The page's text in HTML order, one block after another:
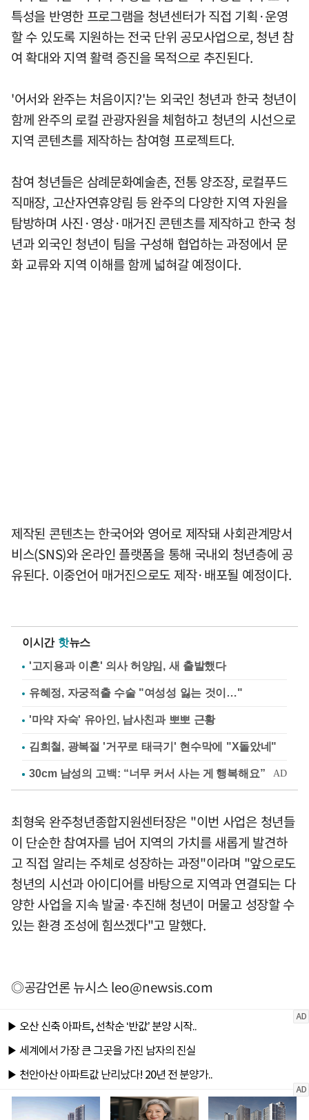
특성을 반영한 프로그램을 청년센터가 직접 기획·운영
할 수 있도록 지원하는 전국 단위 공모사업으로, 청년 참
여 확대와 지역 활력 증진을 목적으로 추진된다.
'어서와 완주는 처음이지?'는 외국인 청년과 한국 청년이
함께 완주의 로컬 관광자원을 체험하고 청년의 시선으로
지역 콘텐츠를 제작하는 참여형 프로젝트다.
참여 청년들은 삼례문화예술촌, 전통 양조장, 로컬푸드
직매장, 고산자연휴양림 등 완주의 다양한 지역 자원을
탐방하며 사진·영상·매거진 콘텐츠를 제작하고 한국 청
년과 외국인 청년이 팀을 구성해 협업하는 과정에서 문
화 교류와 지역 이해를 함께 넓혀갈 예정이다.
제작된 콘텐츠는 한국어와 영어로 제작돼 사회관계망서
비스(SNS)와 온라인 플랫폼을 통해 국내외 청년층에 공
유된다. 이중언어 매거진으로도 제작·배포될 예정이다.
이시간 핫뉴스
'고지용과 이혼' 의사 허양임, 새 출발했다
유혜정, 자궁적출 수술 "여성성 잃는 것이…"
'마약 자숙' 유아인, 남사친과 뽀뽀 근황
김희철, 광복절 '거꾸로 태극기' 현수막에 "X돌았네"
최형욱 완주청년종합지원센터장은 "이번 사업은 청년들
이 단순한 참여자를 넘어 지역의 가치를 새롭게 발견하
고 직접 알리는 주체로 성장하는 과정"이라며 "앞으로도
청년의 시선과 아이디어를 바탕으로 지역과 연결되는 다
양한 사업을 지속 발굴·추진해 청년이 머물고 성장할 수
있는 환경 조성에 힘쓰겠다"고 말했다.
◎공감언론 뉴시스leo@newsis.com